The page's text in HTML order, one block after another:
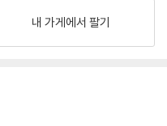
내 가게에서 팔기